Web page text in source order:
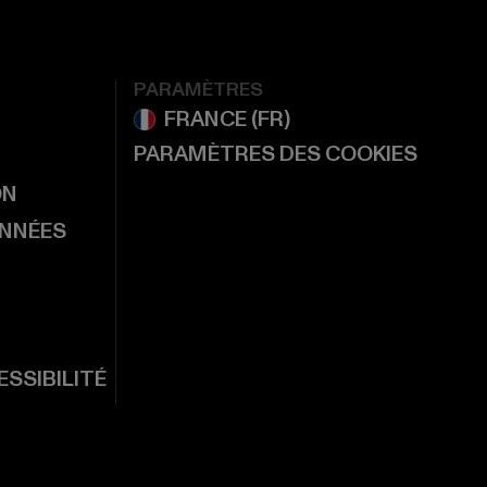
PARAMÈTRES
PARAMÈTRES DES COOKIES